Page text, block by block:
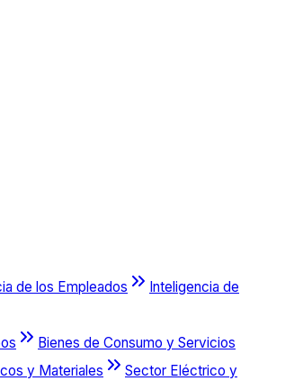
de los Empleados
Inteligencia de
Bienes de Consumo y Servicios
y Materiales
Sector Eléctrico y